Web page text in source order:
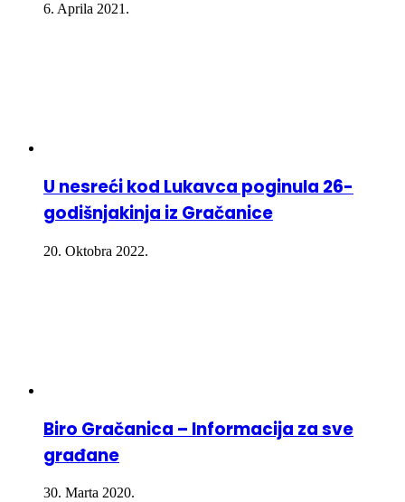
6. Aprila 2021.
U nesreći kod Lukavca poginula 26-
godišnjakinja iz Gračanice
20. Oktobra 2022.
Biro Gračanica – Informacija za sve
građane
30. Marta 2020.